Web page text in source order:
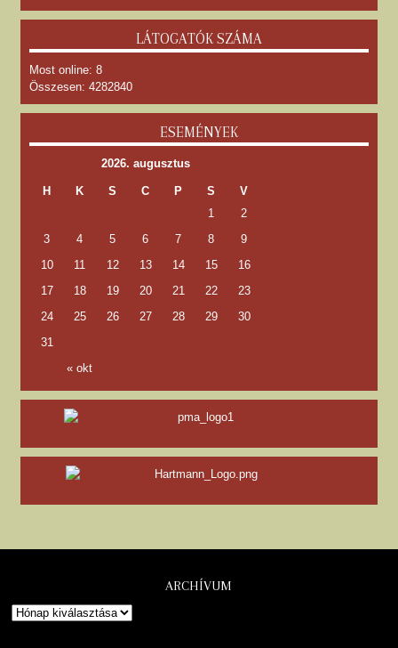
ESEMÉNYEK
2026. augusztus
H K
« okt
3
4 5 6 7 8
9
10
11 12 13 14 15
16
19 20 21
24
25 26 27 28 29
30
Copyright © Százak Tanácsa. Minden jog fenntartva.